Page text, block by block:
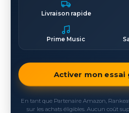
Livraison rapide
Prime Music
Activer mon essai
En tant que Partenaire Amazon,
sur les achats éligibles. Aucun coût